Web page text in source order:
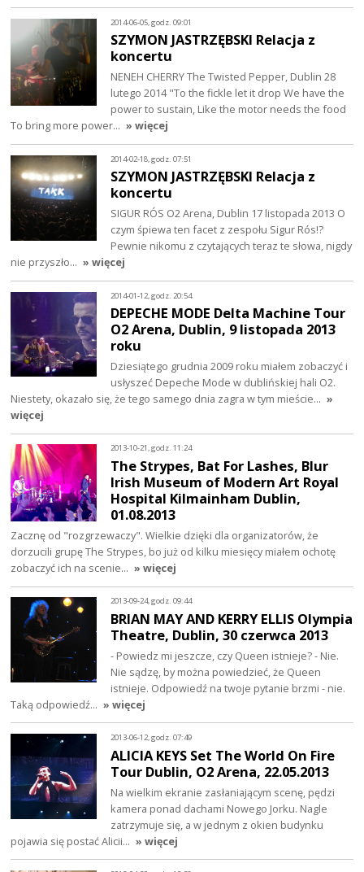
2014-06-05, godz. 09:01
SZYMON JASTRZĘBSKI Relacja z
koncertu
NENEH CHERRY The Twisted Pepper, Dublin 28
lutego 2014 "To the fickle let it drop We have the
power to sustain, Like the motor needs the food
To bring more power… » więcej
2014-02-18, godz. 07:51
SZYMON JASTRZĘBSKI Relacja z
koncertu
SIGUR RÓS O2 Arena, Dublin 17 listopada 2013 O
czym śpiewa ten facet z zespołu Sigur Rós!?
Pewnie nikomu z czytających teraz te słowa, nigdy
nie przyszło… » więcej
2014-01-12, godz. 20:54
DEPECHE MODE Delta Machine Tour
O2 Arena, Dublin, 9 listopada 2013
roku
Dziesiątego grudnia 2009 roku miałem zobaczyć i
usłyszeć Depeche Mode w dublińskiej hali O2.
Niestety, okazało się, że tego samego dnia zagra w tym mieście… »
więcej
2013-10-21, godz. 11:24
The Strypes, Bat For Lashes, Blur
Irish Museum of Modern Art Royal
Hospital Kilmainham Dublin,
01.08.2013
Zacznę od "rozgrzewaczy". Wielkie dzięki dla organizatorów, że
dorzucili grupę The Strypes, bo już od kilku miesięcy miałem ochotę
zobaczyć ich na scenie… » więcej
2013-09-24, godz. 09:44
BRIAN MAY AND KERRY ELLIS Olympia
Theatre, Dublin, 30 czerwca 2013
- Powiedz mi jeszcze, czy Queen istnieje? - Nie.
Nie sądzę, by można powiedzieć, że Queen
istnieje. Odpowiedź na twoje pytanie brzmi - nie.
Taką odpowiedź… » więcej
2013-06-12, godz. 07:49
ALICIA KEYS Set The World On Fire
Tour Dublin, O2 Arena, 22.05.2013
Na wielkim ekranie zasłaniającym scenę, pędzi
kamera ponad dachami Nowego Jorku. Nagle
zatrzymuje się, a w jednym z okien budynku
pojawia się postać Alicii… » więcej